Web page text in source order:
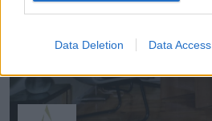
Data Deletion Data Access